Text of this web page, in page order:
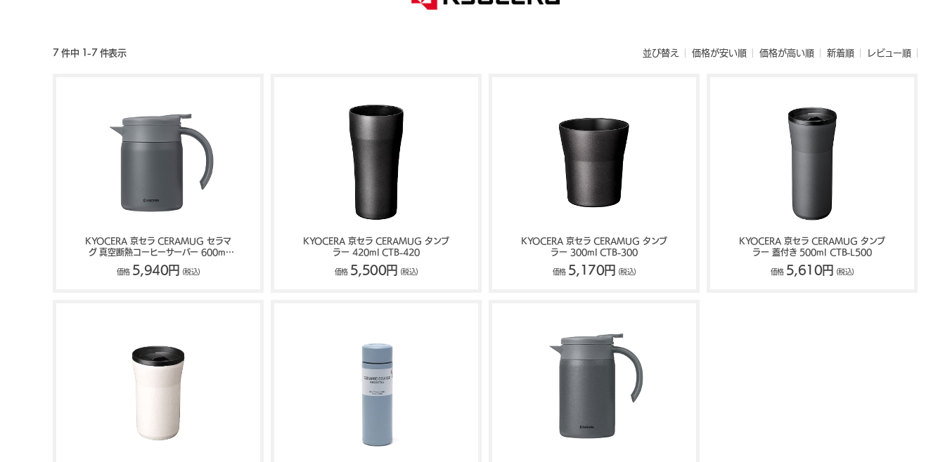
並び替え 価格が安い順 価格が高い順 新着順 レビュー順
7 件中 1-7 件表示
KYOCERA 京セラ CERAMUG セラマ
グ 真空断熱コーヒーサーバー 600ml
SV-600
価格 5,940円 (税込)
KYOCERA 京セラ CERAMUG タンブ
ラー 420ml CTB-420
価格 5,500円 (税込)
KYOCERA 京セラ CERAMUG タンブ
ラー 300ml CTB-300
価格 5,170円 (税込)
KYOCERA 京セラ CERAMUG タンブ
ラー 蓋付き 500ml CTB-L500
価格 5,610円 (税込)